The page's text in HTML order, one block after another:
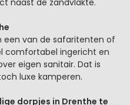
een van de safaritenten of
comfortabel ingericht en
eigen sanitair. Dat is
luxe kamperen.
dorpjes in Drenthe te